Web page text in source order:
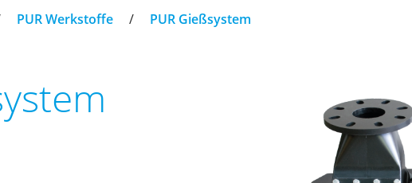
PUR Werkstoffe / PUR Gießsystem